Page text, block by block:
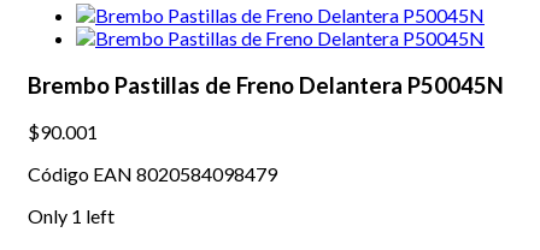
Brembo Pastillas de Freno Delantera P50045N
$90.001
Código EAN 8020584098479
Only 1 left